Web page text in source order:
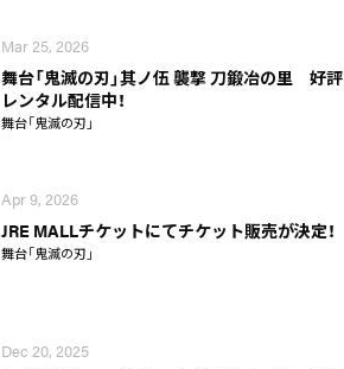
Mar 25, 2026
舞台「鬼滅の刃」其ノ伍 襲撃 刀鍛冶の里 好評
レンタル配信中！
舞台「鬼滅の刃」
Apr 9, 2026
JRE MALLチケットにてチケット販売が決定！
舞台「鬼滅の刃」
Dec 20, 2025